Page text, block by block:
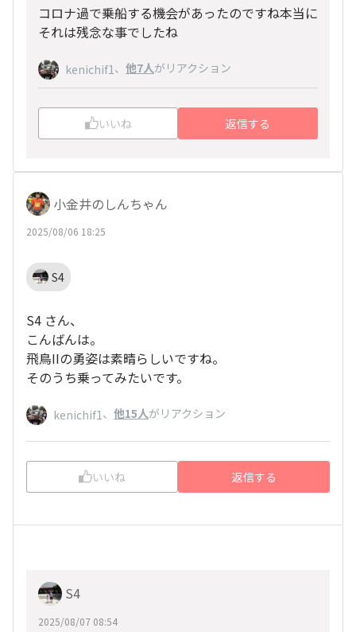
コロナ過で乗船する機会があったのですね本当に
それは残念な事でしたね
kenichif1 、 他7人がリアクション
いいね 返信する
小金井のしんちゃん
2025/08/06 18:25
S4
S4 さん、
こんばんは。
飛鳥IIの勇姿は素晴らしいですね。
そのうち乗ってみたいです。
kenichif1 、 他15人がリアクション
いいね 返信する
S4
2025/08/07 08:54